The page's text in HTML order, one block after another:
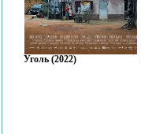
Уголь (2022)